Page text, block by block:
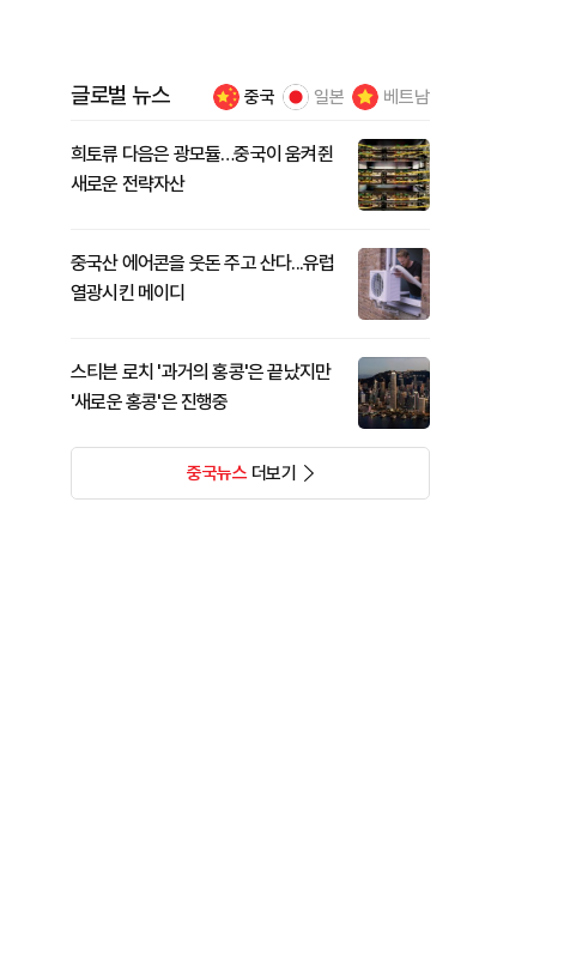
글로벌 뉴스 중국 일본 베트남
희토류 다음은 광모듈…중국이 움켜쥔
새로운 전략자산
중국산 에어콘을 웃돈 주고 산다...유럽
열광시킨 메이디
스티븐 로치 '과거의 홍콩'은 끝났지만
'새로운 홍콩'은 진행중
중국뉴스더보기